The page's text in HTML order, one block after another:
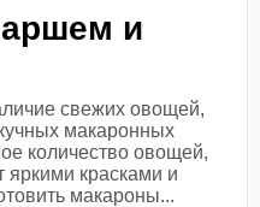
и
свежих овощей,
макаронных
количество овощей,
красками и
макароны...